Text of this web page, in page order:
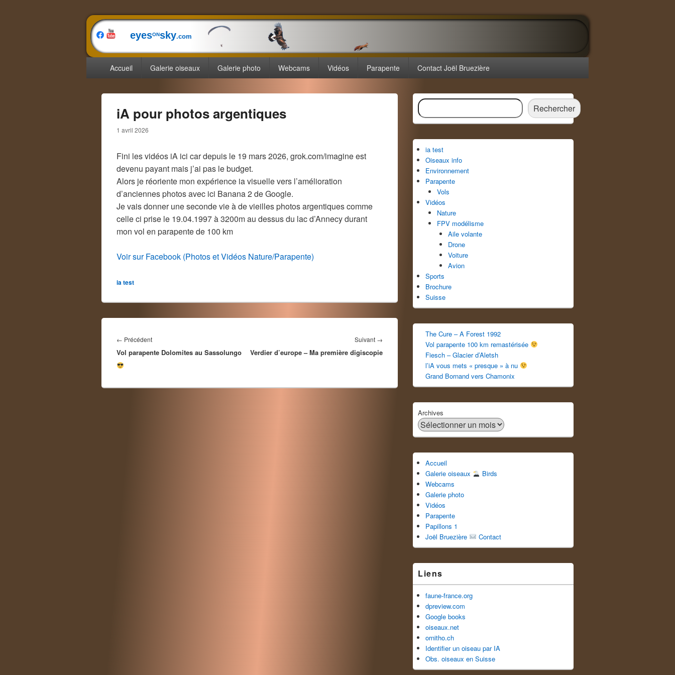
eyesONsky.com
principalAccueil Galerie oiseaux Galerie photo Webcams Vidéos Parapente Contact Joël Bruezière
iA pour photos argentiques
1 avril 2026
Fini les vidéos iA ici car depuis le 19 mars 2026, grok.com/imagine est
devenu payant mais j’ai pas le budget.
Alors je réoriente mon expérience ia visuelle vers l’amélioration
d’anciennes photos avec ici Banana 2 de Google.
Je vais donner une seconde vie à de vieilles photos argentiques comme
celle ci prise le 19.04.1997 à 3200m au dessus du lac d’Annecy durant
mon vol en parapente de 100 km
Voir sur Facebook (Photos et Vidéos Nature/Parapente)
ia test
de
l’article
← PrécédentArticle
précédent :
Vol parapente Dolomites au Sassolungo
Suivant →
suivant :
Verdier d’europe – Ma première digiscopie
Zone
principale
de
widget
la
barre
latérale
Rechercher Rechercher
ia test
Oiseaux info
Environnement
Parapente
Vols
Vidéos
Nature
FPV modélisme
Aile volante
Drone
Voiture
Avion
Sports
Brochure
Suisse
The Cure – A Forest 1992
Vol parapente 100 km remastérisée
Fiesch – Glacier d’Aletsh
l’iA vous mets « presque » à nu
Grand Bornand vers Chamonix
Archives
Accueil
Galerie oiseaux
Birds
Webcams
Galerie photo
Vidéos
Parapente
Papillons 1
Joël Bruezière
Contact
Liens
faune-france.org
dpreview.com
Google books
oiseaux.net
ornitho.ch
Identifier un oiseau par IA
Obs. oiseaux en Suisse